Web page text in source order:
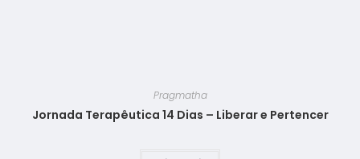
Pragmatha
Jornada Terapêutica 14 Dias – Liberar e Pertencer